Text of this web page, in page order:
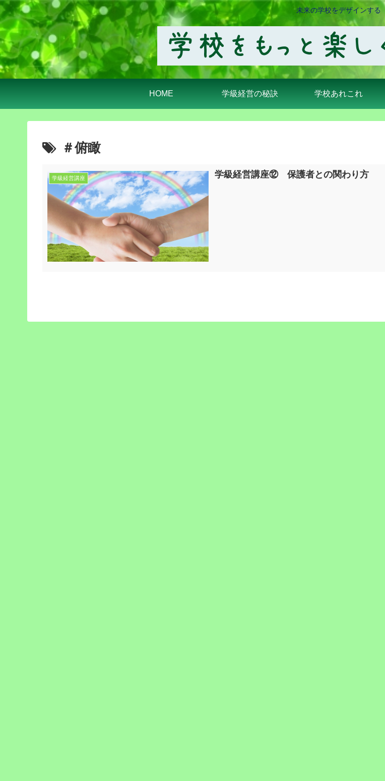
未来の学校をデザインする
HOME 学級経営の秘訣 学校あれこれ
＃俯瞰
学級経営講座 学級経営講座⑫ 保護者との関わり方